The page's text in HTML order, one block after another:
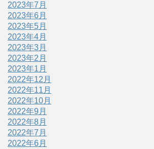
2023年7月
2023年6月
2023年5月
2023年4月
2023年3月
2023年2月
2023年1月
2022年12月
2022年11月
2022年10月
2022年9月
2022年8月
2022年7月
2022年6月